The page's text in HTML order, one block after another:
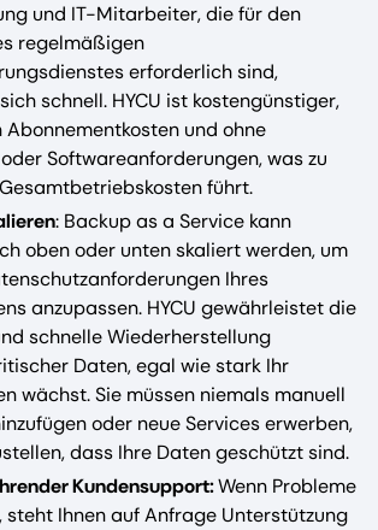
und IT-Mitarbeiter, die für den
regelmäßigen
erforderlich sind,
schnell. HYCU ist kostengünstiger,
und ohne
Softwareanforderungen, was zu
führt.
: Backup as a Service kann
oben oder unten skaliert werden, um
Ihres
anzupassen. HYCU gewährleistet die
schnelle Wiederherstellung
Daten, egal wie stark Ihr
wächst. Sie müssen niemals manuell
oder neue Services erwerben,
dass Ihre Daten geschützt sind.
Kundensupport:Wenn Probleme
steht Ihnen auf Anfrage Unterstützung